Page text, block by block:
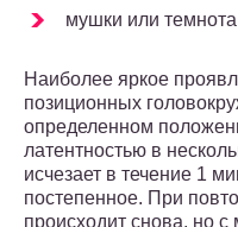
мушки или
Наиболее яркое
позиционных
определенном
латентностью в
исчезает в течение 1
постепенное. При
происходит снова, но